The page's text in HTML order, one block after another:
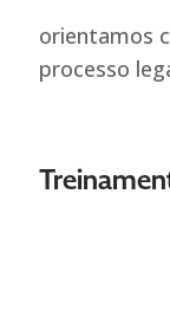
orientamos
processo